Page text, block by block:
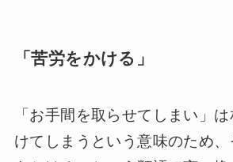
「苦労をかける」
「お手間を取らせてしまい」
けてしまうという意味のため